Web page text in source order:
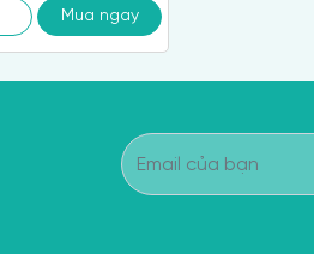
Mua ngay